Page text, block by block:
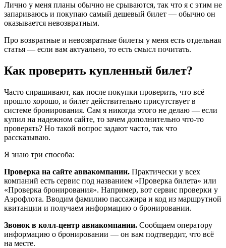
Лично у меня планы обычно не срываются, так что я с этим не
запариваюсь и покупаю самый дешевый билет — обычно он
оказывается невозвратным.
Про возвратные и невозвратные билеты у меня есть отдельная
статья — если вам актуально, то есть смысл почитать.
Как проверить купленный билет?
Часто спрашивают, как после покупки проверить, что всё
прошло хорошо, и билет действительно присутствует в
системе бронирования. Сам я никогда этого не делаю — если
купил на надежном сайте, то зачем дополнительно что-то
проверять? Но такой вопрос задают часто, так что
рассказываю.
Я знаю три способа:
Проверка на сайте авиакомпании. Практически у всех
компаний есть сервис под названием «Проверка билета» или
«Проверка бронирования». Например, вот сервис проверки у
Аэрофлота. Вводим фамилию пассажира и код из маршрутной
квитанции и получаем информацию о бронировании.
Звонок в колл-центр авиакомпании. Сообщаем оператору
информацию о бронировании — он вам подтвердит, что всё
на месте.